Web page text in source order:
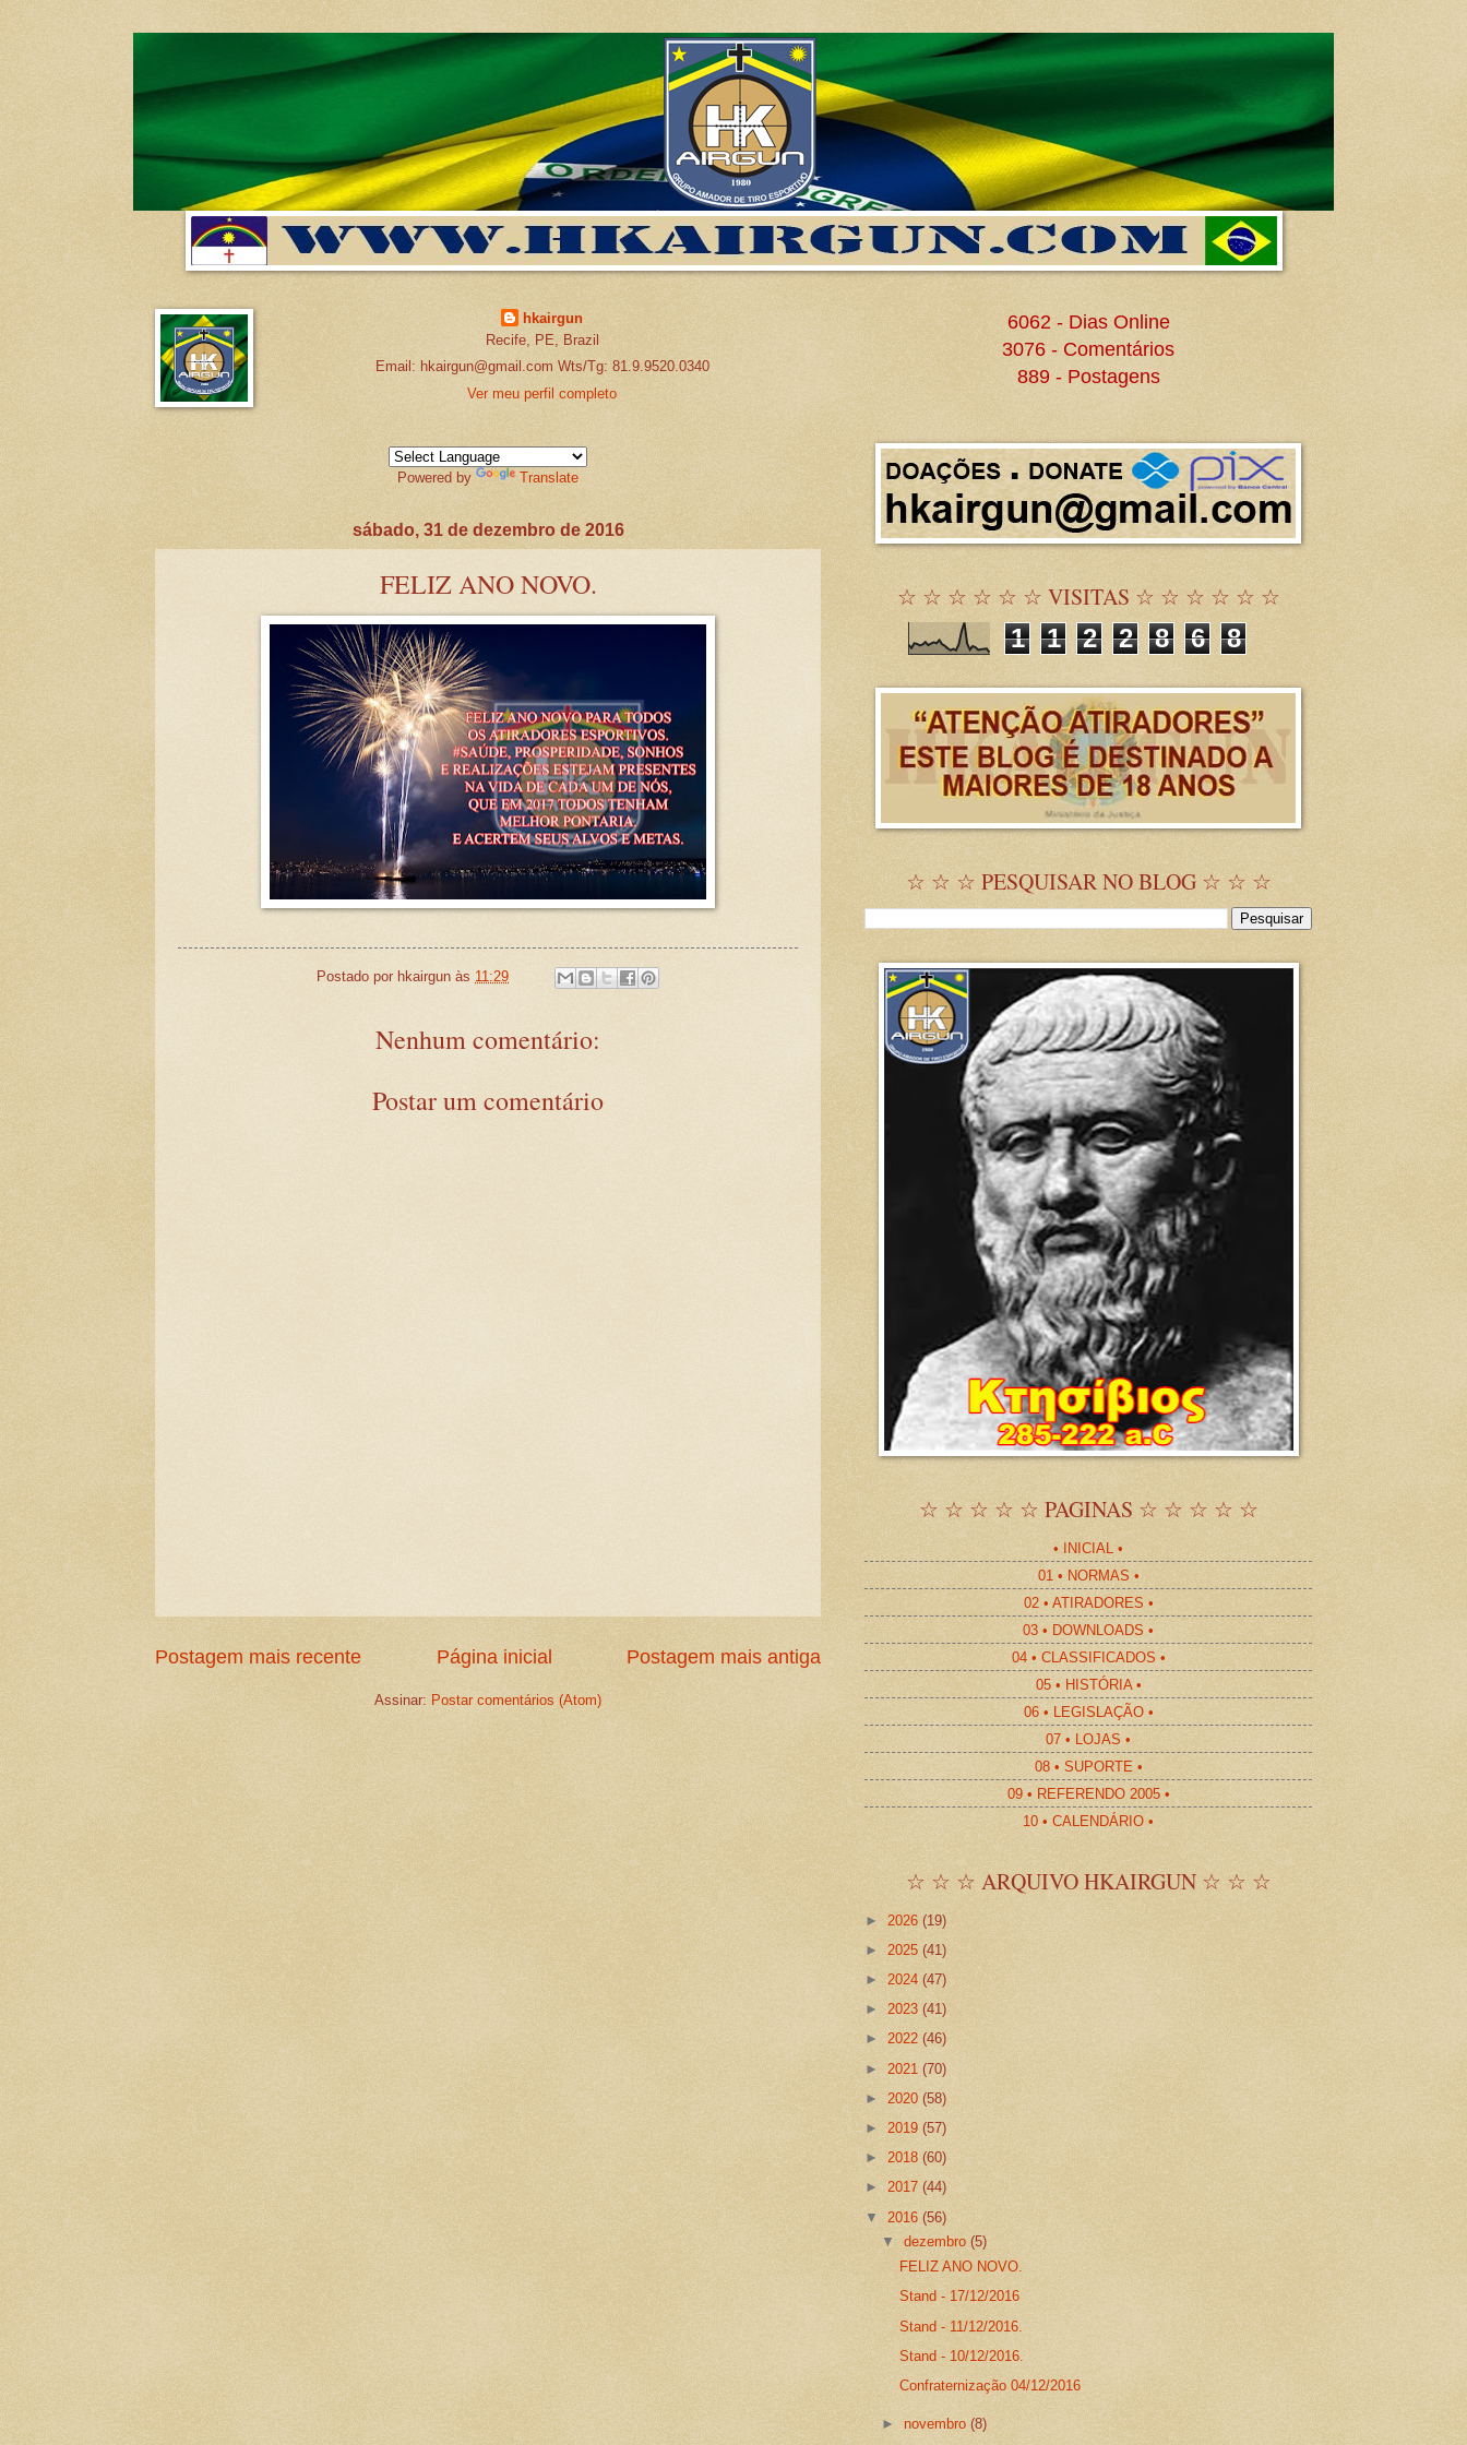
hkairgun
Recife, PE, Brazil
Email: hkairgun@gmail.com Wts/Tg: 81.9.9520.0340
Ver meu perfil completo
Powered by Translate
sábado, 31 de dezembro de 2016
FELIZ ANO NOVO.
Postado por hkairgun às 11:29
Nenhum comentário:
Postar um comentário
Postagem mais recente Postagem mais antiga
Página inicial
Assinar: Postar comentários (Atom)
6062 - Dias Online
3076 - Comentários
889 - Postagens
☆ ☆ ☆ ☆ ☆ ☆ VISITAS ☆ ☆ ☆ ☆ ☆ ☆
1
1 2 2 8 6 8
☆ ☆ ☆ PESQUISAR NO BLOG ☆ ☆ ☆
☆ ☆ ☆ ☆ ☆ PAGINAS ☆ ☆ ☆ ☆ ☆
• INICIAL •
01 • NORMAS •
02 • ATIRADORES •
03 • DOWNLOADS •
04 • CLASSIFICADOS •
05 • HISTÓRIA •
06 • LEGISLAÇÃO •
07 • LOJAS •
08 • SUPORTE •
09 • REFERENDO 2005 •
10 • CALENDÁRIO •
☆ ☆ ☆ ARQUIVO HKAIRGUN ☆ ☆ ☆
► 2026 (19)
► 2025 (41)
► 2024 (47)
► 2023 (41)
► 2022 (46)
► 2021 (70)
► 2020 (58)
► 2019 (57)
► 2018 (60)
► 2017 (44)
▼ 2016 (56)
▼dezembro(5)
FELIZ ANO NOVO.
Stand - 17/12/2016
Stand - 11/12/2016.
Stand - 10/12/2016.
Confraternização 04/12/2016
► novembro(8)